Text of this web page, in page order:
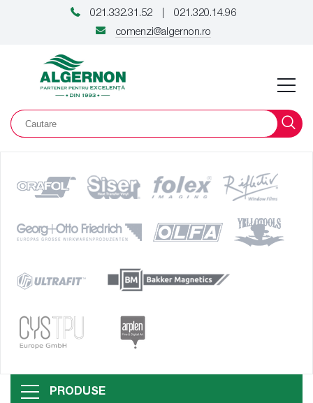
021.332.31.52
021.320.14.96
comenzi@algernon.ro
PRODUSE